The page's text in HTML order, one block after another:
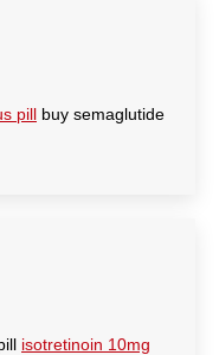
pill buy semaglutide
isotretinoin 10mg